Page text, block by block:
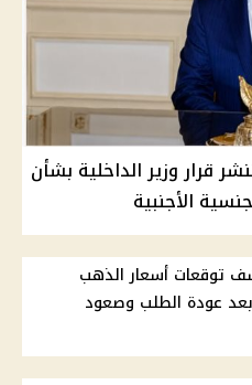
قرار وزير الداخلية بشأن
توقعات أسعار الذهب
بعد عودة الطلب وصعود